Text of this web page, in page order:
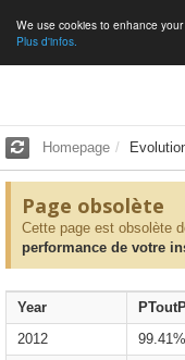
We use cookies to enhance
Plus d'infos.
Homepage
Page obsolète
Cette page est obsolète
performance de votre
Year
2012
99.41%